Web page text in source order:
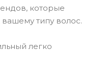
которые
типу волос.
легко